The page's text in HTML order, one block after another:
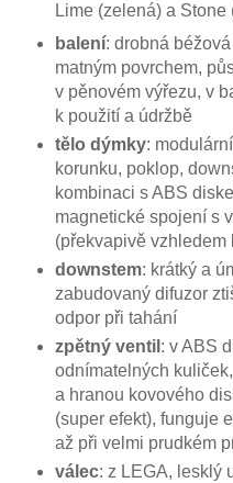
Lime (zelená) a Stone
balení: drobná
matným povrchem,
v pěnovém výřezu, v
k použití a údržbě
tělo dýmky:
korunku, poklop,
kombinaci s ABS
magnetické spojení s
(překvapivě vzhledem
downstem: krátký a
zabudovaný difuzor
odpor při tahání
zpětný ventil : v ABS
odnímatelných
a hranou kovového
(super efekt), funguje
až při velmi prudkém
válec: z LEGA, lesklý